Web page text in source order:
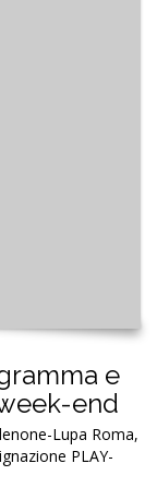
e
end
Lupa Roma,
PLAY-